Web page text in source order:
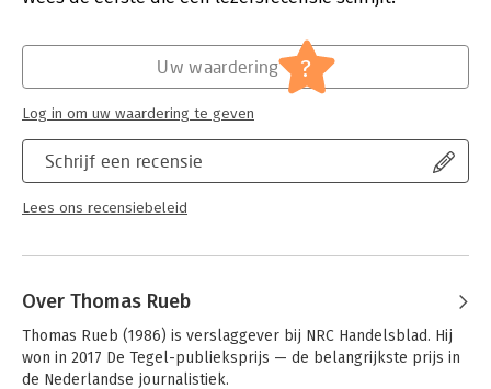
Mens en maatschappij
Strafrecht - Criminologie
Schrijf een recensie
Lees ons recensiebeleid
Uw waardering ?
Log in om uw waardering te geven
Over Thomas Rueb
Thomas Rueb (1986) is verslaggever bij NRC Handelsblad. Hij
won in 2017 De Tegel-publieksprijs — de belangrijkste prijs in
de Nederlandse journalistiek.